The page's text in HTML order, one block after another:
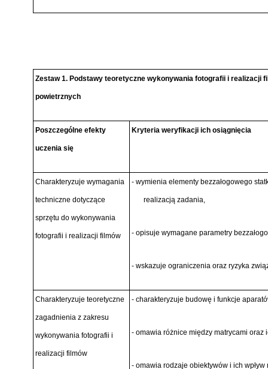
Zestaw 1. Podstawy teoretyczne wykonywania fotografii i realizacji
powietrznych
Poszczególne efekty
uczenia się
Kryteria weryfikacji ich osiągnięcia
Charakteryzuje wymagania
techniczne dotyczące
sprzętu do wykonywania
fotografii i realizacji filmów
- wymienia elementy bezzałogowego
realizacją zadania,
- opisuje wymagane parametry
- wskazuje ograniczenia oraz ryzyka
Charakteryzuje teoretyczne
zagadnienia z zakresu
wykonywania fotografii i
realizacji filmów
- charakteryzuje budowę i funkcje
- omawia różnice między matrycami oraz
- omawia rodzaje obiektywów i ich